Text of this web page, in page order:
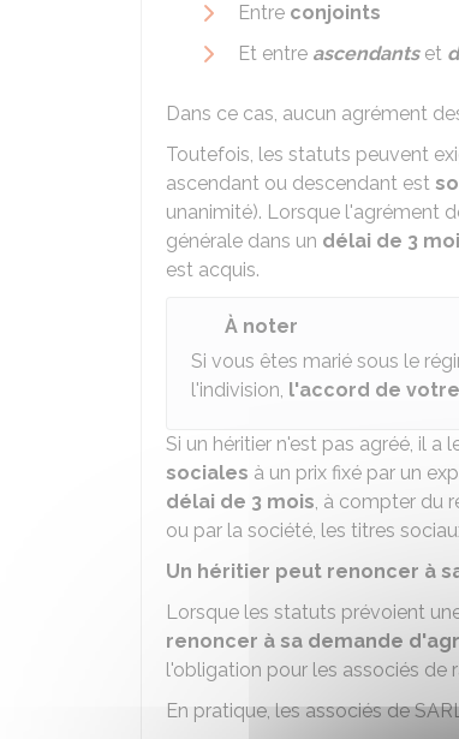
Entre conjoints
Et entre ascendantset
Dans ce cas, aucun agrément
Toutefois, les statuts peuvent
ascendant ou descendant est
unanimité). Lorsque l'agrément
générale dans un délai de 3
est acquis.
À noter
Si vous êtes marié sous le
l'indivision, l'accord de
Si un héritier n'est pas agréé, il a
sociales à un prix fixé par un
délai de 3 mois, à compter du
ou par la société, les titres
Un héritier peut renoncer à
Lorsque les statuts prévoient
renoncer à sa demande
l'obligation pour les associés de
En pratique, les associés de